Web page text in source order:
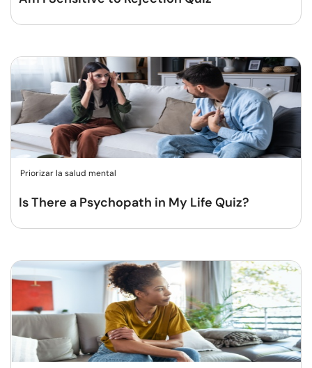
Priorizar la salud mental
Is There a Psychopath in My Life Quiz?